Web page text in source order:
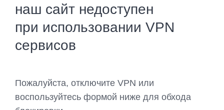
наш сайт недоступен
при использовании VPN
сервисов
Пожалуйста, отключите VPN или
воспользуйтесь формой ниже для обхода